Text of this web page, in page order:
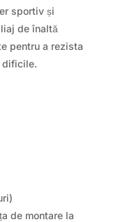
sportiv și
de înaltă
pentru a rezista
dificile.
de montare la